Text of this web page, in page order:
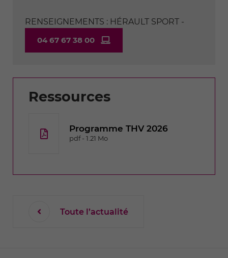
RENSEIGNEMENTS : HÉRAULT SPORT -
04 67 67 38 00
Ressources
Programme THV 2026
pdf - 1.21 Mo
Toute l’actualité